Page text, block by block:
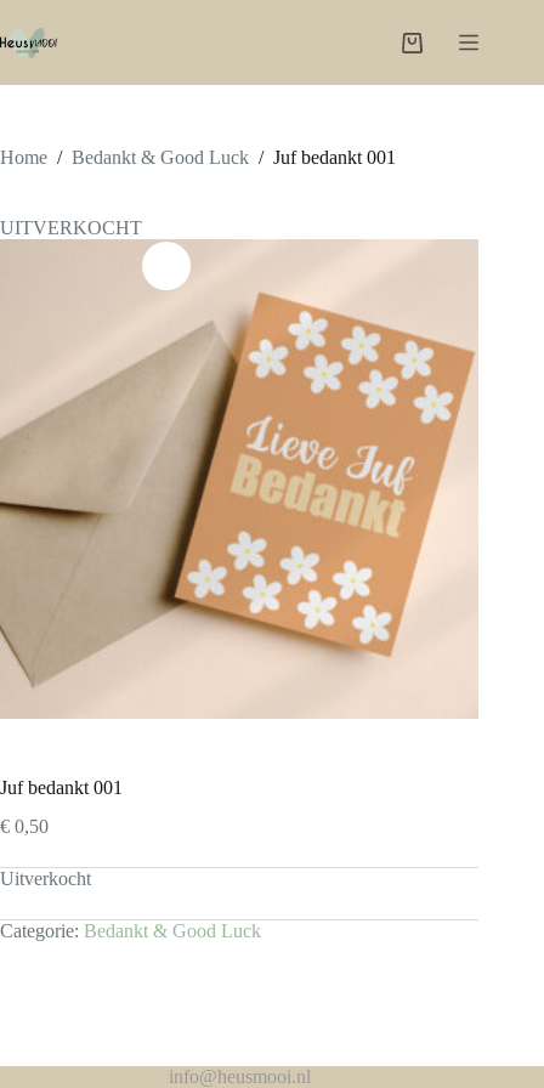
de
Winkelwagen
Home / Bedankt & Good Luck / Juf bedankt 001
UITVERKOCHT
Juf bedankt 001
€ 0,50
Uitverkocht
Categorie: Bedankt & Good Luck
info@heusmooi.nl